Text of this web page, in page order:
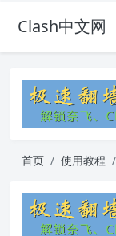
Clash中文网
首页 使用教程